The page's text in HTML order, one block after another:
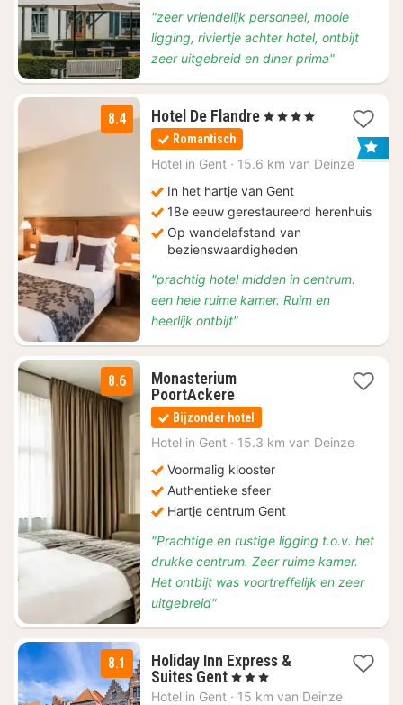
"zeer vriendelijk personeel, mooie
ligging, riviertje achter hotel, ontbijt
zeer uitgebreid en diner prima"
8.4 Hotel De Flandre1
€
, 4 Sterren
Romantisch
Hotel in Gent · 15.6 km van Deinze
In het hartje van Gent
18e eeuw gerestaureerd herenhuis
Op wandelafstand van
bezienswaardigheden
"prachtig hotel midden in centrum.
een hele ruime kamer. Ruim en
heerlijk ontbijt"
8.6
Monasterium
PoortAckere1
nacht
vanaf
€
Bijzonder hotel
Hotel in Gent · 15.3 km van Deinze
Voormalig klooster
Authentieke sfeer
Hartje centrum Gent
"Prachtige en rustige ligging t.o.v. het
drukke centrum. Zeer ruime kamer.
Het ontbijt was voortreffelijk en zeer
uitgebreid"
8.1
Holiday Inn Express &
Suites Gent2
nachten
, 3 Sterren
Hotel in Gent · 15 km van Deinze